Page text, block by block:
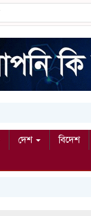
দেশ বিদেশ